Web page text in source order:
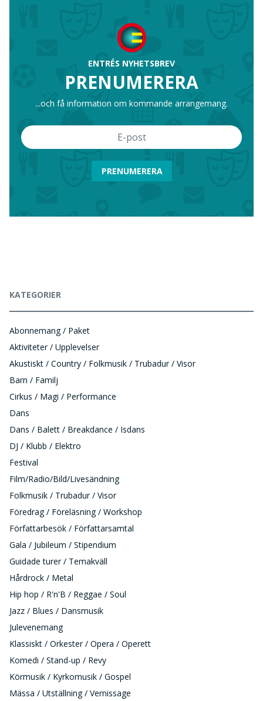
ENTRÉS NYHETSBREV
PRENUMERERA
...och få information om kommande arrangemang.
PRENUMERERA
KATEGORIER
Abonnemang / Paket
Aktiviteter / Upplevelser
Akustiskt / Country / Folkmusik / Trubadur / Visor
Barn / Familj
Cirkus / Magi / Performance
Dans
Dans / Balett / Breakdance / Isdans
DJ / Klubb / Elektro
Festival
Film/Radio/Bild/Livesändning
Folkmusik / Trubadur / Visor
Föredrag / Föreläsning / Workshop
Författarbesök / Författarsamtal
Gala / Jubileum / Stipendium
Guidade turer / Temakväll
Hårdrock / Metal
Hip hop / R'n'B / Reggae / Soul
Jazz / Blues / Dansmusik
Julevenemang
Klassiskt / Orkester / Opera / Operett
Komedi / Stand-up / Revy
Körmusik / Kyrkomusik / Gospel
Mässa / Utställning / Vernissage